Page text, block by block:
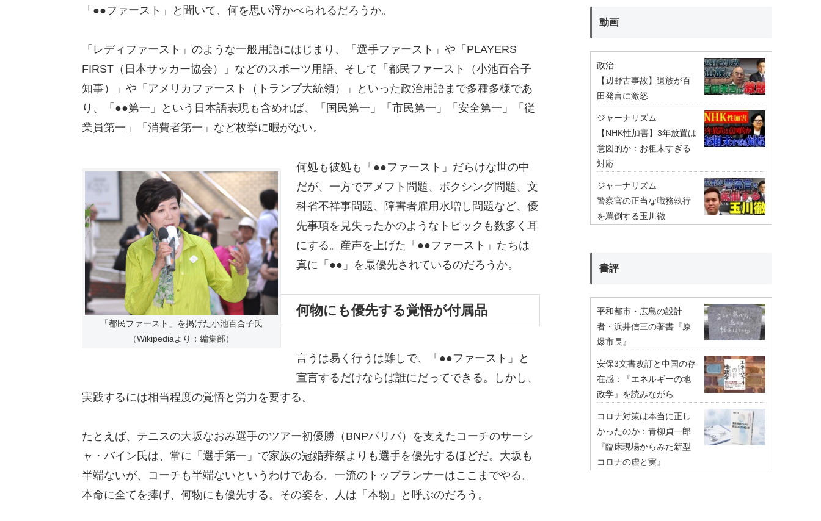
「●●ファースト」と聞いて、何を思い浮かべられるだろうか。
「レディファースト」のような一般用語にはじまり、「選手ファースト」や「PLAYERS
FIRST（日本サッカー協会）」などのスポーツ用語、そして「都民ファースト（小池百合子
知事）」や「アメリカファースト（トランプ大統領）」といった政治用語まで多種多様であ
り、「●●第一」という日本語表現も含めれば、「国民第一」「市民第一」「安全第一」「従
業員第一」「消費者第一」など枚挙に暇がない。
「都民ファースト」を掲げた小池百合子氏
（Wikipediaより：編集部）
何処も彼処も「●●ファースト」だらけな世の中
だが、一方でアメフト問題、ボクシング問題、文
科省不祥事問題、障害者雇用水増し問題など、優
先事項を見失ったかのようなトピックも数多く耳
にする。産声を上げた「●●ファースト」たちは
真に「●●」を最優先されているのだろうか。
何物にも優先する覚悟が付属品
言うは易く行うは難しで、「●●ファースト」と
宣言するだけならば誰にだってできる。しかし、
実践するには相当程度の覚悟と労力を要する。
たとえば、テニスの大坂なおみ選手のツアー初優勝（BNPパリバ）を支えたコーチのサーシ
ャ・バイン氏は、常に「選手第一」で家族の冠婚葬祭よりも選手を優先するほどだ。大坂も
半端ないが、コーチも半端ないというわけである。一流のトップランナーはここまでやる。
本命に全てを捧げ、何物にも優先する。その姿を、人は「本物」と呼ぶのだろう。
動画
政治
【辺野古事故】遺族が百
田発言に激怒
ジャーナリズム
【NHK性加害】3年放置は
意図的か：お粗末すぎる
対応
ジャーナリズム
警察官の正当な職務執行
を罵倒する玉川徹
書評
平和都市・広島の設計
者・浜井信三の著書『原
爆市長』
安保3文書改訂と中国の存
在感：『エネルギーの地
政学』を読みながら
コロナ対策は本当に正し
かったのか：青柳貞一郎
『臨床現場からみた新型
コロナの虚と実』